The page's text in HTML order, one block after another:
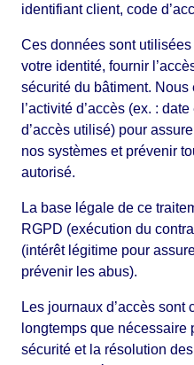
identifiant client, code
Ces données sont
votre identité, fournir
sécurité du bâtiment.
l’activité d’accès (ex. :
d’accès utilisé) pour
nos systèmes et prévenir
autorisé.
La base légale de ce
RGPD (exécution du
(intérêt légitime pour
prévenir les abus).
Les journaux d’accès
longtemps que
sécurité et la résolution